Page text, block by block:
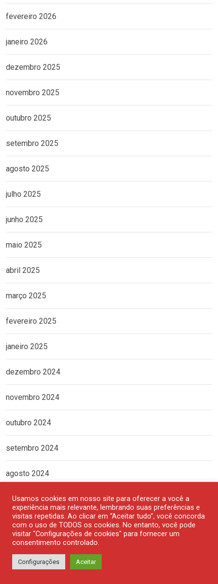
fevereiro 2026
janeiro 2026
dezembro 2025
novembro 2025
outubro 2025
setembro 2025
agosto 2025
julho 2025
junho 2025
maio 2025
abril 2025
março 2025
fevereiro 2025
janeiro 2025
dezembro 2024
novembro 2024
outubro 2024
setembro 2024
agosto 2024
julho 2024
junho 2024
Usamos cookies em nosso site para oferecer a você a
experiência mais relevante, lembrando suas preferências e
visitas repetidas. Ao clicar em “Aceitar tudo”, você concorda
com o uso de TODOS os cookies. No entanto, você pode
visitar "Configurações de cookies" para fornecer um
consentimento controlado.
Configurações Aceitar